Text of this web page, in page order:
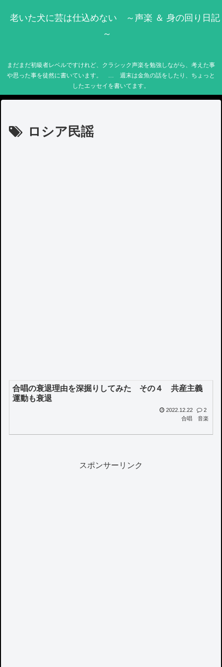
老いた犬に芸は仕込めない ～声楽 ＆ 身の回り日記
～
まだまだ初級者レベルですけれど、クラシック声楽を勉強しながら、考えた事
や思った事を徒然に書いています。 … 週末は金魚の話をしたり、ちょっと
したエッセイを書いてます。
ロシア民謡
合唱の衰退理由を深掘りしてみた その４ 共産主義
運動も衰退
2022.12.22
2
合唱
音楽
スポンサーリンク